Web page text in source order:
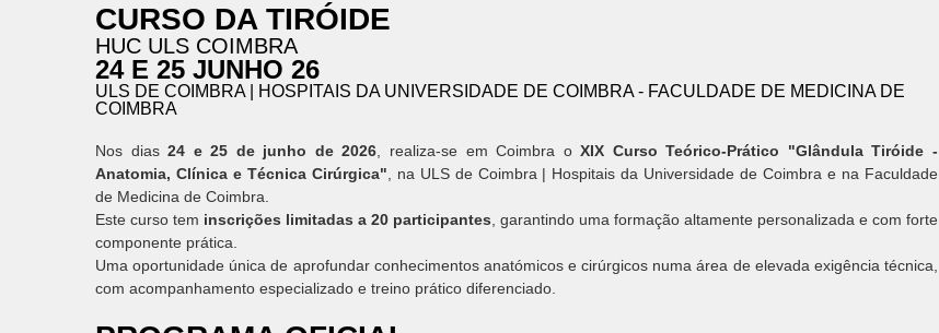
CURSO DA TIRÓIDE
HUC ULS COIMBRA
24 E 25 JUNHO 26
ULS DE COIMBRA | HOSPITAIS DA UNIVERSIDADE DE COIMBRA - FACULDADE DE MEDICINA DE
COIMBRA
Nos dias24 e 25 de junho de 2026 , realiza-se em Coimbra oXIX Curso Teórico-Prático "Glândula Tiróide -
Anatomia, Clínica e Técnica Cirúrgica" , na ULS de Coimbra | Hospitais da Universidade de Coimbra e na Faculdade
de Medicina de Coimbra.
Este curso tem inscrições limitadas a 20 participantes , garantindo uma formação altamente personalizada e com forte
componente prática.
Uma oportunidade única de aprofundar conhecimentos anatómicos e cirúrgicos numa área de elevada exigência técnica,
com acompanhamento especializado e treino prático diferenciado.